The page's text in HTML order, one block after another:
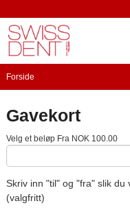
til
innholdet
Forside
Gavekort
Velg et beløp Fra NOK 100.00
Skriv inn "til" og "fra" slik du
(valgfritt)